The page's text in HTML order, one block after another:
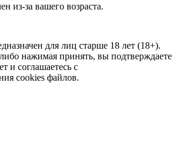
из-за вашего возраста.
для лиц старше 18 лет (18+).
нажимая принять, вы подтверждаете
и соглашаетесь с
cookies файлов.